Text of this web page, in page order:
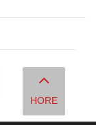
HORE